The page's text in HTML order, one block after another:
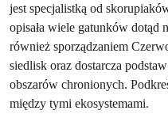
jest specjalistką od
opisała wiele gatunków dotąd
również sporządzaniem
siedlisk oraz dostarcza
obszarów chronionych.
między tymi ekosystemami.